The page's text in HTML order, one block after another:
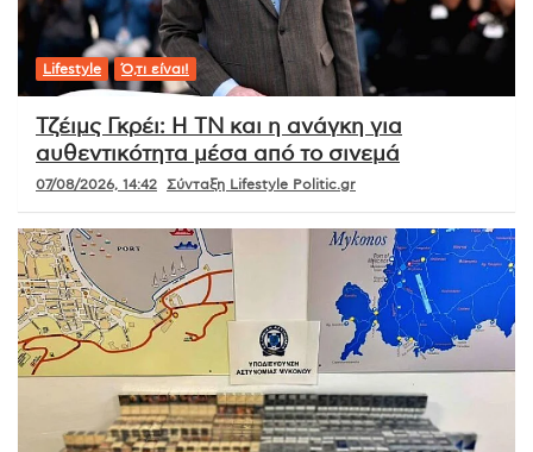
Lifestyle Ό,τι είναι!
Τζέιμς Γκρέι: Η ΤΝ και η ανάγκη για
αυθεντικότητα μέσα από το σινεμά
07/08/2026, 14:42 Σύνταξη Lifestyle Politic.gr